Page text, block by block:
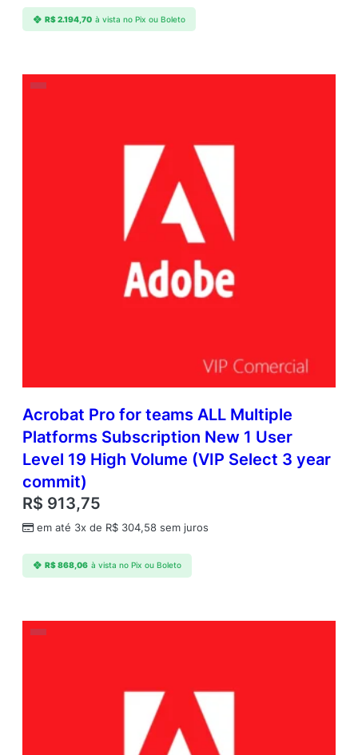
R$2.194,70 à vista no Pix ou Boleto
Acrobat Pro for teams ALL Multiple
Platforms Subscription New 1 User
Level 19 High Volume (VIP Select 3 year
commit)
R$ 913,75
em até 3x de R$ 304,58 sem juros
R$868,06 à vista no Pix ou Boleto